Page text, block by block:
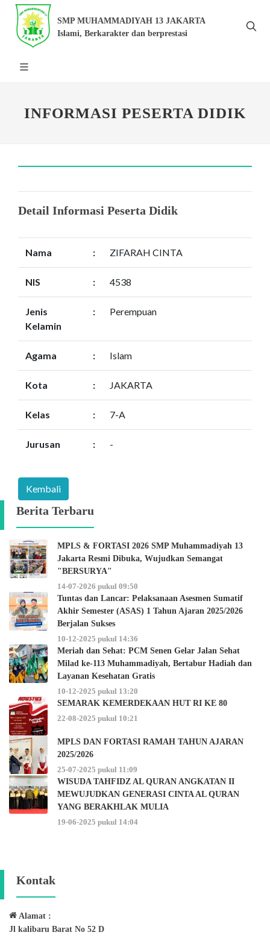
SMP MUHAMMADIYAH 13 JAKARTA
Islami, Berkarakter dan berprestasi
INFORMASI PESERTA DIDIK
Detail Informasi Peserta Didik
Nama : ZIFARAH CINTA
NIS : 4538
Jenis
Kelamin
: Perempuan
Agama : Islam
Kota : JAKARTA
Kelas : 7-A
Jurusan : -
Berita Terbaru
MPLS & FORTASI 2026 SMP Muhammadiyah 13
Jakarta Resmi Dibuka, Wujudkan Semangat
"BERSURYA"
14-07-2026 pukul 09:50
Tuntas dan Lancar: Pelaksanaan Asesmen Sumatif
Akhir Semester (ASAS) 1 Tahun Ajaran 2025/2026
Berjalan Sukses
10-12-2025 pukul 14:36
Meriah dan Sehat: PCM Senen Gelar Jalan Sehat
Milad ke-113 Muhammadiyah, Bertabur Hadiah dan
Layanan Kesehatan Gratis
10-12-2025 pukul 13:20
SEMARAK KEMERDEKAAN HUT RI KE 80
22-08-2025 pukul 10:21
MPLS DAN FORTASI RAMAH TAHUN AJARAN
2025/2026
25-07-2025 pukul 11:09
WISUDA TAHFIDZ AL QURAN ANGKATAN II
MEWUJUDKAN GENERASI CINTA AL QURAN
YANG BERAKHLAK MULIA
19-06-2025 pukul 14:04
Kontak
Alamat :
Jl kalibaru Barat No 52 D